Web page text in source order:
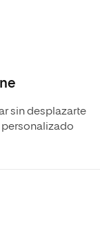
sin desplazarte